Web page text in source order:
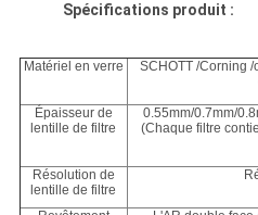
Spécifications produit :
Matériel en verre
SCHOTT /Corning
Épaisseur de
lentille de filtre
0.55mm/0.7mm/
(Chaque filtre
Résolution de
lentille de filtre